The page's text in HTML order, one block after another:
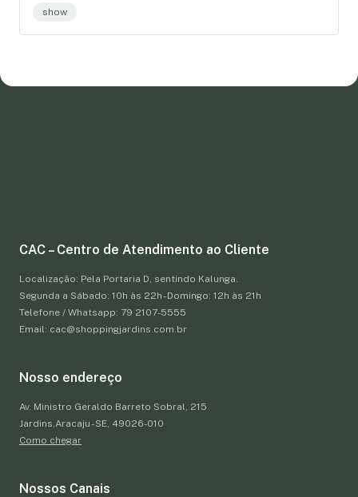
show
CAC – Centro de Atendimento ao Cliente
Localização: Pela Portaria D, sentindo Kalunga.
Segunda a Sábado: 10h às 22h - Domingo: 12h às 21h
Telefone / Whatsapp: 79 2107-5555
Email: cac@shoppingjardins.com.br
Nosso endereço
Av. Ministro Geraldo Barreto Sobral, 215
Jardins,Aracaju - SE, 49026-010
Como chegar
Nossos Canais